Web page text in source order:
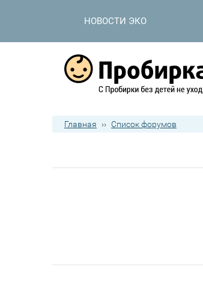
НОВОСТИ ЭКО
Главная ›› Список форумов